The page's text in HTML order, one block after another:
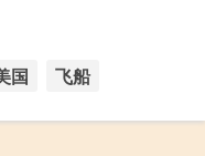
国 飞船